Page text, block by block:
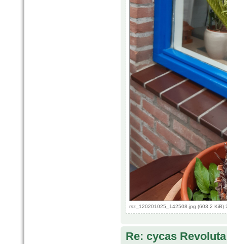
rsz_120201025_142508.jpg (603.2 KiB)
Re: cycas Revoluta